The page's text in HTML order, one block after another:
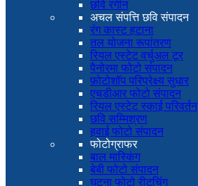
छवि रंगीन
अचल संपत्ति छवि संपादन
रंग कास्ट हटाना
तल योजना रूपांतरण
रियल एस्टेट वर्चुअल टूर
पैनोरमा फोटो संपादन
फ़ोटोशॉप परिप्रेक्ष्य सुधार
एचडीआर फोटो संपादन
रियल एस्टेट स्काई परिवर्तन
छवि सम्मिश्रण
हवाई फोटो संपादन
फोटोग्राफर
बाल मास्किंग
बेबी फोटो संपादन
घटना फोटो रीटचिंग